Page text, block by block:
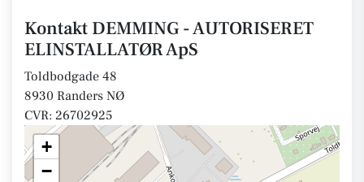
Kontakt DEMMING - AUTORISERET
ELINSTALLATØR ApS
Toldbodgade 48
8930 Randers NØ
CVR: 26702925
+
−